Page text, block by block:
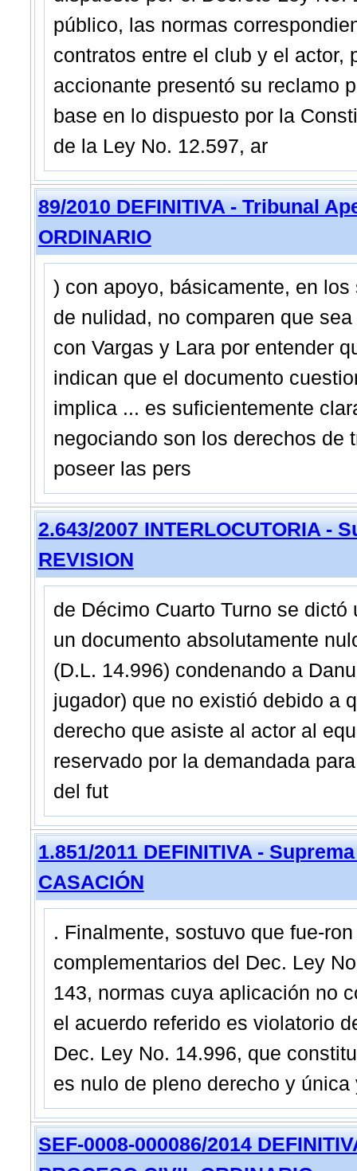
público, las normas
contratos entre el club y el actor,
accionante presentó su reclamo
base en lo dispuesto por la
de la Ley No. 12.597, ar
89/2010 DEFINITIVA - Tribunal
ORDINARIO
) con apoyo, básicamente, en
de nulidad, no comparen que
con Vargas y Lara por entender
indican que el documento
implica ... es suficientemente
negociando son los derechos de
poseer las pers
2.643/2007 INTERLOCUTORIA -
REVISION
de Décimo Cuarto Turno se
un documento absolutamente
(D.L. 14.996) condenando a
jugador) que no existió debido a
derecho que asiste al actor al
reservado por la demandada
del fut
1.851/2011 DEFINITIVA -
CASACIÓN
. Finalmente, sostuvo que fue-
complementarios del Dec. Ley
143, normas cuya aplicación no
el acuerdo referido es violatorio
Dec. Ley No. 14.996, que
es nulo de pleno derecho y
SEF-0008-000086/2014